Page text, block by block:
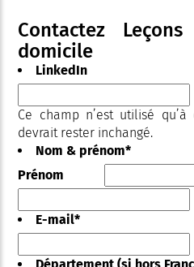
Contactez
domicile
LinkedIn
Ce champ n’est utilisé
devrait rester inchangé.
Nom & prénom*
Prénom
E-mail*